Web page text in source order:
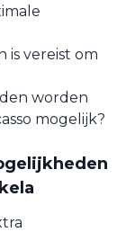
is vereist om
worden
mogelijk?